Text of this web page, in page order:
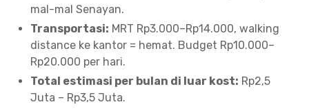
mal-mal Senayan.
Transportasi: MRT Rp3.000–Rp14.000, walking
distance ke kantor = hemat. Budget Rp10.000–
Rp20.000 per hari.
Total estimasi per bulan di luar kost: Rp2,5
Juta – Rp3,5 Juta.